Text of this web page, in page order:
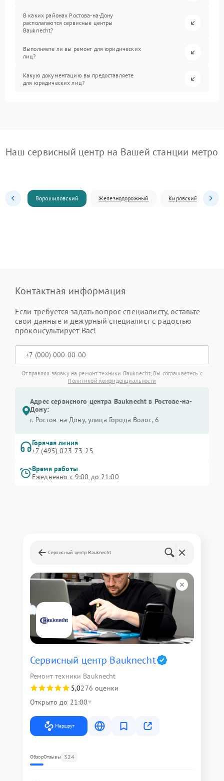
В каких районах Ростова-на-Дону
располагаются сервисные центры
Bauknecht?
Выполняете ли вы ремонт для юридических
лиц?
Какую документацию вы предоставляете
для юридических лиц?
Наш сервисный центр на Вашей станции метро
Ворошиловский Железнодорожный Кировский
Контактная информация
Если требуется задать вопрос специалисту, оставьте
свои данные и дежурный специалист с радостью
проконсультирует Вас!
Отправляя заявку на ремонт техники Bauknecht, Вы соглашаетесь с
Политикой конфиденциальности
Адрес сервисного центра Bauknecht в Ростове-на-
Дону:
г. Ростов-на-Дону, улица Города Волос, 6
Горячая линия
+7 (495) 023-73-25
Время работы
Ежедневно с 9:00 до 21:00
Сервисный центр Bauknecht
Сервисный центр Bauknecht
Ремонт техники Bauknecht
5,0276 оценки
Открыто до 21:00
Маршрут
ОбзорОтзывы 324